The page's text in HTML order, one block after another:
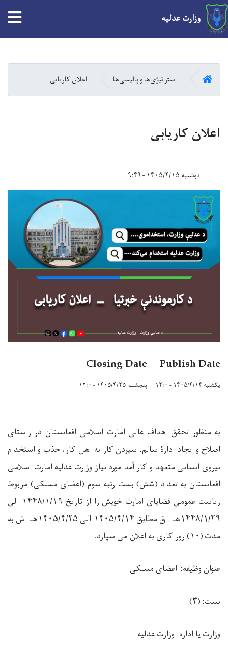
content
وزارت عدلیه
HOME استراتیژی‌ها و پالیسی‌ها اعلان کاریابی
اعلان کاریابی
دوشنبه ۱۴۰۵/۴/۱۵ - ۹:۴۹
Publish Date
یکشنبه ۱۴۰۵/۴/۱۴ - ۱۲:۰
Closing Date
پنجشنبه ۱۴۰۵/۴/۲۵ - ۱۲:۰
به منظور تحقق اهداف عالی امارت اسلامی افغانستان در راستای
اصلاح و ایجاد ادارۀ سالم، سپردن کار به اهل کار، جذب و استخدام
نیروی انسانی متعهد و کار آمد مورد نیاز وزارت عدلیه امارت اسلامی
افغانستان به تعداد (شش) بست رتبه سوم (اعضای مسلکی) مربوط
ریاست عمومی قضایای امارت
خویش را از تاریخ ۱۴۴۸/۱/۱۹ الی
۱۴۴۸/۱/۲۹هـ . ق مطابق ۱۴۰۵/۴/۱۴ الی ۱۴۰۵/۴/۲۵هـ .
ش به
مدت(۱۰) روز کاری به اعلان می سپارد .
عنوان وظیفه: اعضای مسلکی
بست:(۳)
وزارت یا اداره: وزارت عدلیه